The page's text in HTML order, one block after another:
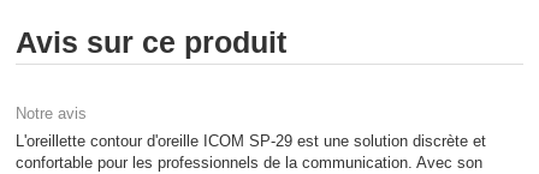
Avis sur ce produit
Notre avis
L'oreillette contour d'oreille ICOM SP-29 est une solution discrète et
confortable pour les professionnels de la communication. Avec son